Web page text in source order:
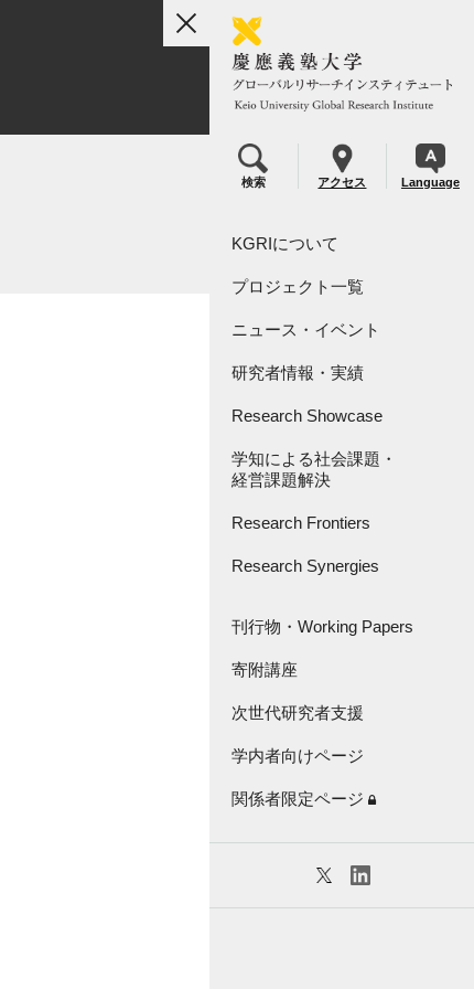
toggle
navigation
検索 アクセス Language
KGRIについて
組織概要
リーダーシップ
KGRI研究指定寄付金につい
プロジェクト一覧
KGRI研究プロジェクト
KGRI内センター
ニュース・イベント
研究者情報・実績
Research Showcase
Research Video Index
研究支援事業
Great Thinker Series
学知による社会課題・
経営課題解決
Research Frontiers
論文紹介
Research Synergies
刊行物・Working Papers
刊行物
Working Papers
寄附講座
次世代研究者支援
KGRI独自の研究補助金
特任教員紹介
学内者向けページ
関係者限定ページ